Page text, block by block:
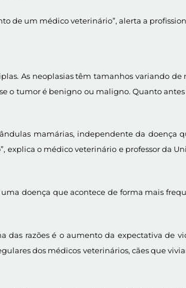
de um médico veterinário”, alerta a
As neoplasias têm tamanhos variando
o tumor é benigno ou maligno. Quanto
mamárias, independente da doença
o médico veterinário e professor da
doença que acontece de forma mais
razões é o aumento da expectativa de
dos médicos veterinários, cães que